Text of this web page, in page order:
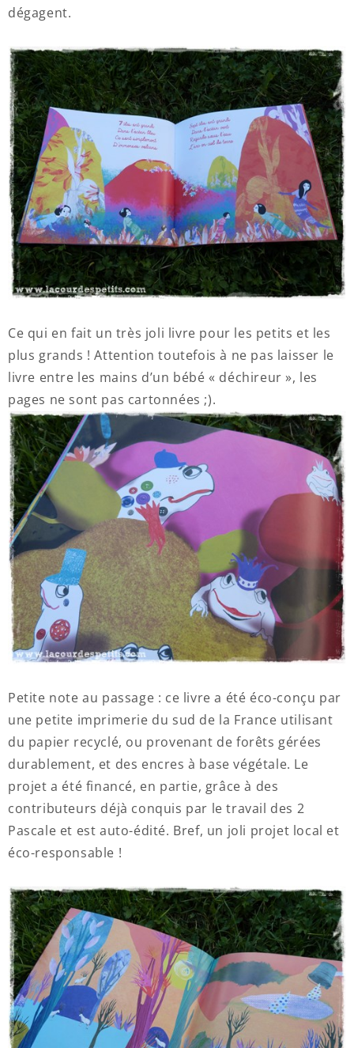
dégagent.
Ce qui en fait un très joli livre pour les petits et les
plus grands ! Attention toutefois à ne pas laisser le
livre entre les mains d’un bébé « déchireur », les
pages ne sont pas cartonnées ;).
Petite note au passage : ce livre a été éco-conçu par
une petite imprimerie du sud de la France utilisant
du papier recyclé, ou provenant de forêts gérées
durablement, et des encres à base végétale. Le
projet a été financé, en partie, grâce à des
contributeurs déjà conquis par le travail des 2
Pascale et est auto-édité. Bref, un joli projet local et
éco-responsable !